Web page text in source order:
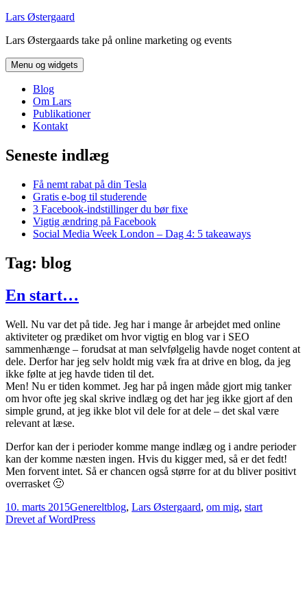
Hop
indhold
Lars Østergaard
Lars Østergaards take på online marketing og events
Menu og widgets
Blog
Om Lars
Publikationer
Kontakt
Seneste indlæg
Få nemt rabat på din Tesla
Gratis e-bog til studerende
3 Facebook-indstillinger du bør fixe
Vigtig ændring på Facebook
Social Media Week London – Dag 4: 5 takeaways
Tag: blog
En start…
Well. Nu var det på tide. Jeg har i mange år arbejdet med online
aktiviteter og prædiket om hvor vigtig en blog var i SEO
sammenhænge – forudsat at man selvfølgelig havde noget content at
dele. Derfor har jeg selv holdt mig væk fra at drive en blog, da jeg
ikke følte at jeg havde tiden til det.
Men! Nu er tiden kommet. Jeg har på ingen måde gjort mig tanker
om hvor ofte jeg skal skrive indlæg og det har jeg ikke gjort af den
simple grund, at jeg ikke blot vil dele for at dele – det skal være
relevant at læse.
Derfor kan der i perioder komme mange indlæg og i andre perioder
kan der komme næsten ingen. Hvis du kigger med, så er det fedt!
Men forvent intet. Så er chancen også større for at du bliver positivt
overrasket 🙂
Udgivet
i
10. marts 2015Kategorier
GenereltTags
blog, Lars Østergaard, om mig, start
Drevet af WordPress